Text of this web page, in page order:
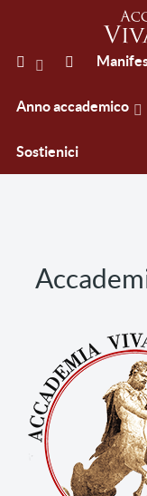
Anno accademico
Sostienici